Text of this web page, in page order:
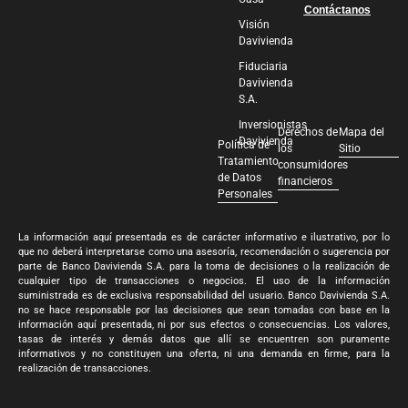
Visión
Davivienda
Fiduciaria
Davivienda
S.A.
Inversionistas
Davivienda
Contáctanos
Política de
Tratamiento
de Datos
Personales
Derechos de
los
consumidores
financieros
Mapa del
Sitio
La información aquí presentada es de carácter informativo e ilustrativo, por lo
que no deberá interpretarse como una asesoría, recomendación o sugerencia por
parte de Banco Davivienda S.A. para la toma de decisiones o la realización de
cualquier tipo de transacciones o negocios. El uso de la información
suministrada es de exclusiva responsabilidad del usuario. Banco Davivienda S.A.
no se hace responsable por las decisiones que sean tomadas con base en la
información aquí presentada, ni por sus efectos o consecuencias. Los valores,
tasas de interés y demás datos que allí se encuentren son puramente
informativos y no constituyen una oferta, ni una demanda en firme, para la
realización de transacciones.